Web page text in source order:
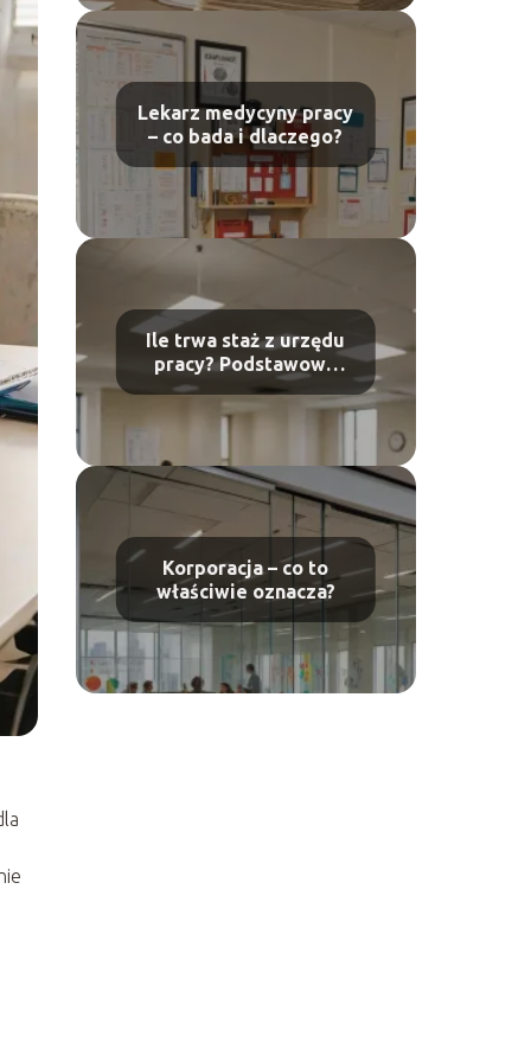
Lekarz medycyny pracy
– co bada i dlaczego?
Ile trwa staż z urzędu
pracy? Podstawowe
informacje
Korporacja – co to
właściwie oznacza?